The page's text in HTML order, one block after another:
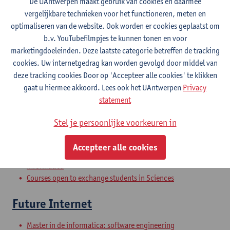
Wireless and Mobile Networks
Master in de informatica: software engineering
Master in de informatica: Data Science en artificiële
Intelligentie
Master in de informatica: computernetwerken
Master of Computer Science: Software Engineering
Intelligence
Educatieve master in de wetenschappen en technologie:
informatica
Courses open to exchange students in Sciences
Future Internet
Master in de informatica: software engineering
vergelijkbare technieken voor het functioneren, meten en
optimaliseren van de website. Ook worden er cookies geplaatst om
b.v. YouTubefilmpjes te kunnen tonen en voor
marketingdoeleinden. Deze laatste categorie betreffen de tracking
cookies. Uw internetgedrag kan worden gevolgd door middel van
deze tracking cookies Door op 'Accepteer alle cookies' te klikken
gaat u hiermee akkoord. Lees ook het UAntwerpen Privacy
statement
Stel je persoonlijke voorkeuren in
Accepteer alle cookies